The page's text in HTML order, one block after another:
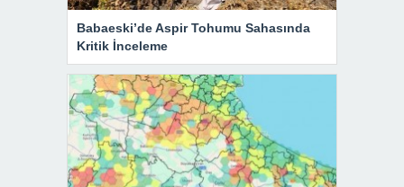
Babaeski’de Aspir Tohumu Sahasında
Kritik İnceleme